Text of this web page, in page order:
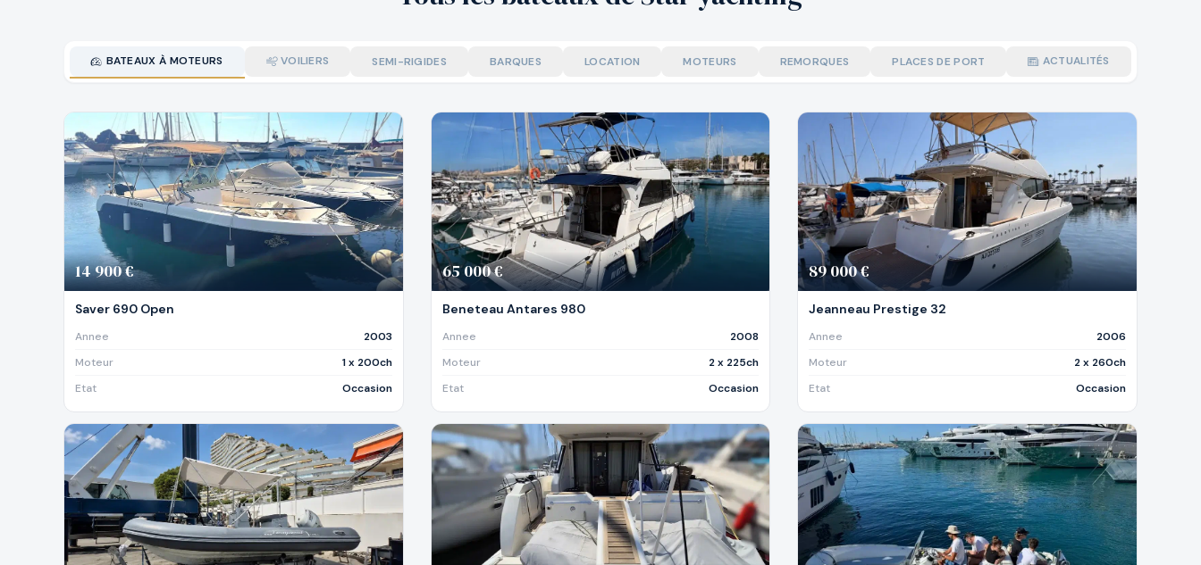
BATEAUX À MOTEURS VOILIERS SEMI-RIGIDES BARQUES LOCATION MOTEURS REMORQUES PLACES DE PORT ACTUALITÉS
14 900 €
Saver 690 Open
Annee
2003
Moteur
1 x 200ch
Etat
Occasion
65 000 €
Beneteau Antares 980
Annee
2008
Moteur
2 x 225ch
Etat
Occasion
89 000 €
Jeanneau Prestige 32
Annee
2006
Moteur
2 x 260ch
Etat
Occasion